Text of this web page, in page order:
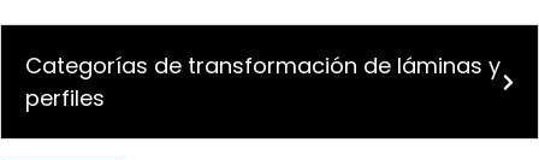
Categorías de transformación de láminas y
perfiles